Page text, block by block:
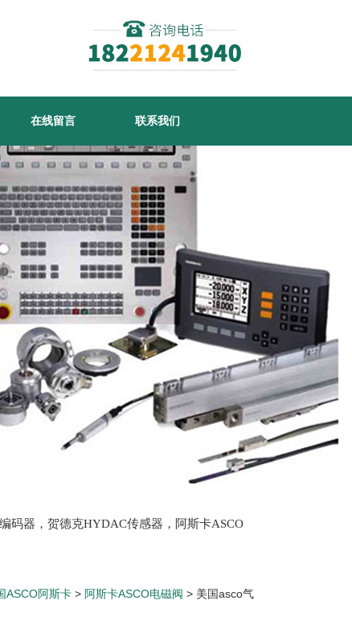
在线留言 联系我们
码器，贺德克HYDAC传感器，阿斯卡ASCO
ASCO阿斯卡 > 阿斯卡ASCO电磁阀 > 美国asco气